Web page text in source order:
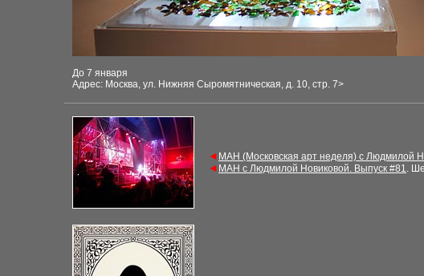
До 7 января
Адрес: Москва, ул. Нижняя Сыромятническая, д. 10, стр. 7>
◄ МАН (Московская арт неделя) с Людмилой
◄ МАН с Людмилой Новиковой. Выпуск #81.